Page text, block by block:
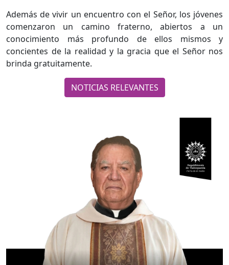
Además de vivir un encuentro con el Señor, los jóvenes
comenzaron un camino fraterno, abiertos a un
conocimiento más profundo de ellos mismos y
concientes de la realidad y la gracia que el Señor nos
brinda gratuitamente.
NOTICIAS RELEVANTES